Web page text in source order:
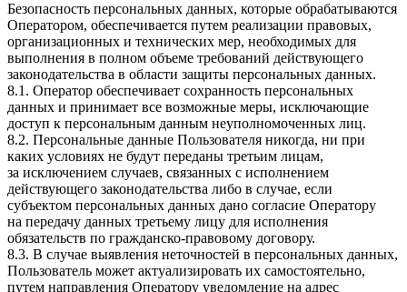
Безопасность персональных данных, которые обрабатываются
Оператором, обеспечивается путем реализации правовых,
организационных и технических мер, необходимых для
выполнения в полном объеме требований действующего
законодательства в области защиты персональных данных.
8.1. Оператор обеспечивает сохранность персональных
данных и принимает все возможные меры, исключающие
доступ к персональным данным неуполномоченных лиц.
8.2. Персональные данные Пользователя никогда, ни при
каких условиях не будут переданы третьим лицам,
за исключением случаев, связанных с исполнением
действующего законодательства либо в случае, если
субъектом персональных данных дано согласие Оператору
на передачу данных третьему лицу для исполнения
обязательств по гражданско-правовому договору.
8.3. В случае выявления неточностей в персональных данных,
Пользователь может актуализировать их самостоятельно,
путем направления Оператору уведомление на адрес